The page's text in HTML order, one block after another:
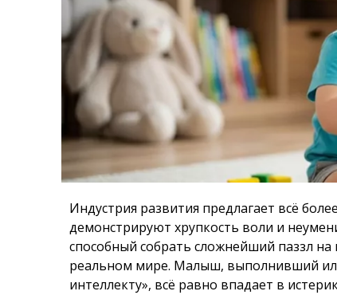
Индустрия развития предлагает всё
демонстрируют хрупкость воли и
способный собрать сложнейший паззл на
реальном мире. Малыш, выполнивший
интеллекту», всё равно впадает в